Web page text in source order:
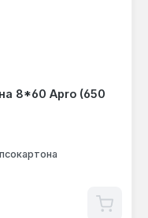
8*60 Apro (650